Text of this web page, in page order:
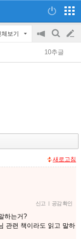
체보기
공
지
on/off
검
색
글
쓰
10추글
새로고침
신고 | 공감 확인
하는거?
관련 책이라도 읽고 말하